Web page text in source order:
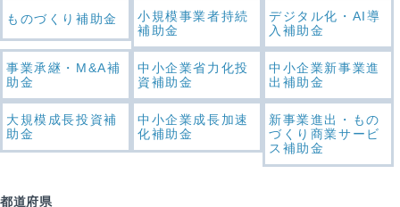
ものづくり補助金
小規模事業者持続
補助金
デジタル化・AI導
入補助金
事業承継・M&A補
助金
中小企業省力化投
資補助金
中小企業新事業進
出補助金
大規模成長投資補
助金
中小企業成長加速
化補助金
新事業進出・もの
づくり商業サービ
ス補助金
都道府県